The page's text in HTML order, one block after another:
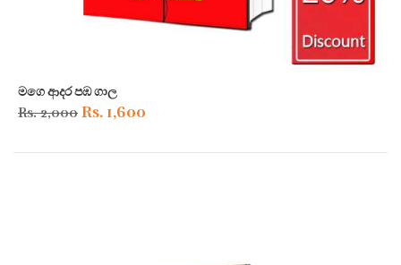
මගෙ ආදර පඹ ගාල
Rs.2,000 Original
Rs.1,600